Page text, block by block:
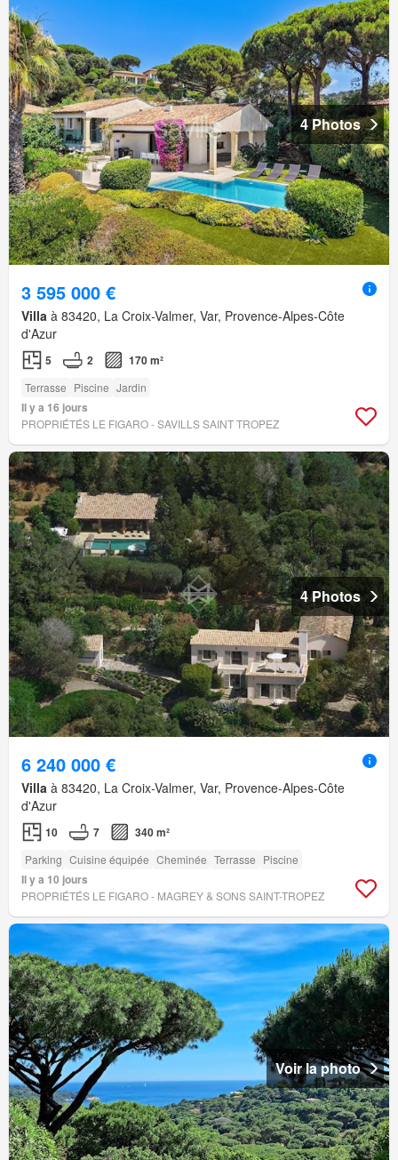
4 Photos
3 595 000 €
Villa à 83420, La Croix-Valmer, Var, Provence-Alpes-Côte
d'Azur
5 2 170 m²
Terrasse Piscine Jardin
Il y a 16 jours
PROPRIÉTÉS LE FIGARO - SAVILLS SAINT TROPEZ
4 Photos
6 240 000 €
Villa à 83420, La Croix-Valmer, Var, Provence-Alpes-Côte
d'Azur
10 7 340 m²
Parking Cuisine équipée Cheminée Terrasse Piscine
Il y a 10 jours
PROPRIÉTÉS LE FIGARO - MAGREY & SONS SAINT-TROPEZ
Voir la photo